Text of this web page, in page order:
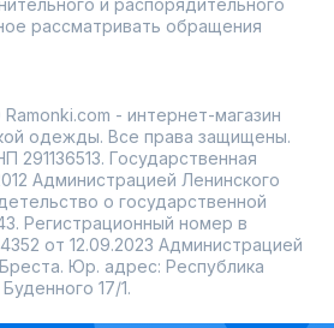
рассматривать обращения
- интернет-магазин
одежды. Все права защищены.
291136513. Государственная
Администрацией Ленинского
о государственной
Регистрационный номер в
от 12.09.2023 Администрацией
Юр. адрес: Республика
17/1.